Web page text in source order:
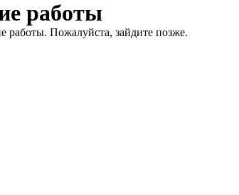
работы
работы. Пожалуйста, зайдите позже.